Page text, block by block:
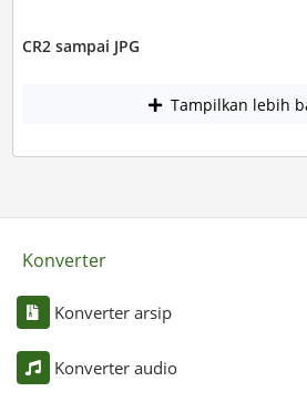
CR2 sampai JPG
Tampilkan lebih
Konverter
Konverter arsip
Konverter audio